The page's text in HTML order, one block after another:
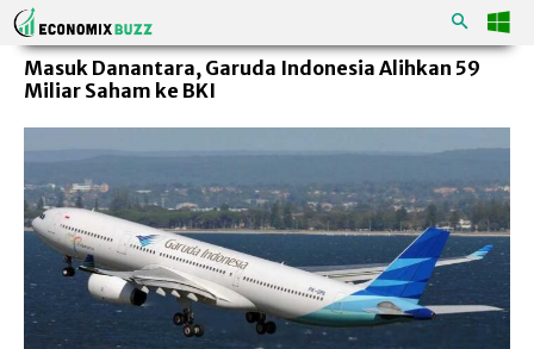
Masuk Danantara, Garuda Indonesia Alihkan 59
Miliar Saham ke BKI